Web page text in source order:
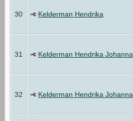
30 Kelderman Hendrika
31 Kelderman Hendrika Johanna
32 Kelderman Hendrika Johanna